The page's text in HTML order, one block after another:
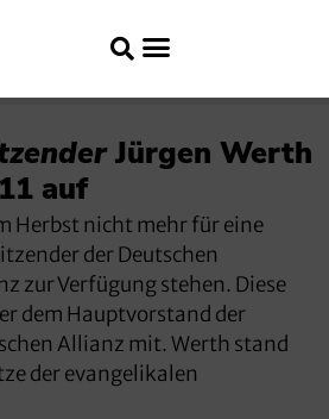
Jürgen Werth
auf
Herbst nicht mehr für eine
der Deutschen
zur Verfügung stehen. Diese
dem Hauptvorstand der
Allianz mit. Werth stand
der evangelikalen